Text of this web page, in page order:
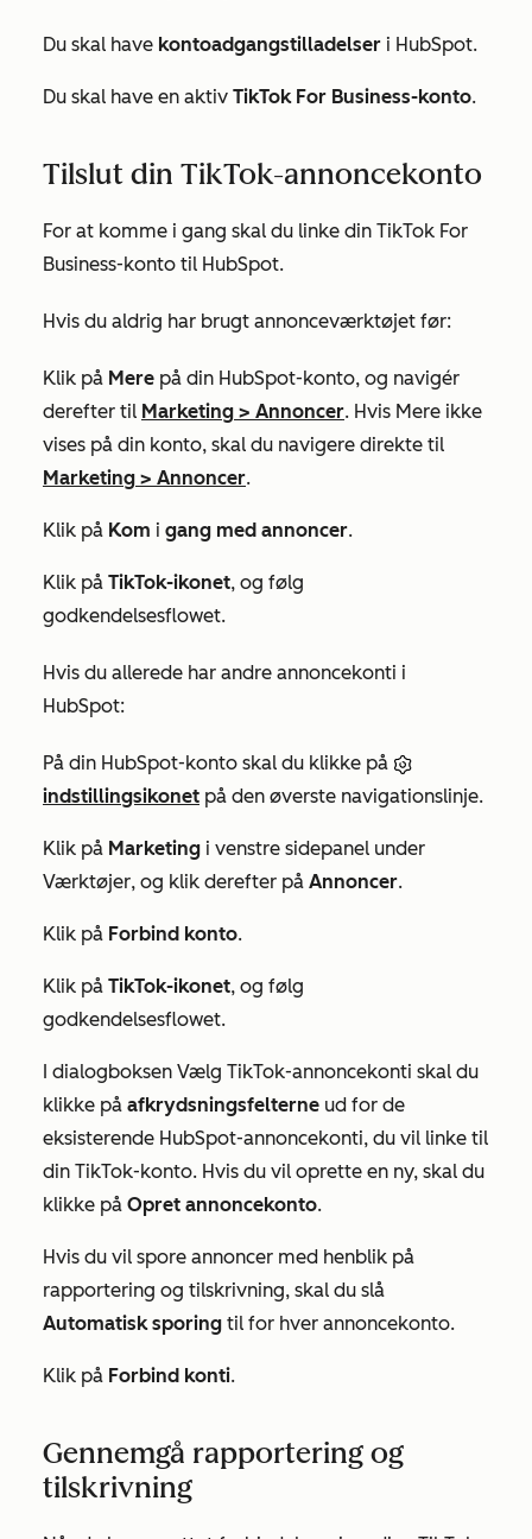
Du skal have kontoadgangstilladelser i HubSpot.
Du skal have en aktiv TikTok For Business-konto.
Tilslut din TikTok-annoncekonto
For at komme i gang skal du linke din TikTok For
Business-konto til HubSpot.
Hvis du aldrig har brugt annonceværktøjet før:
Klik på Mere på din HubSpot-konto, og navigér
derefter til Marketing > Annoncer. Hvis Mere ikke
vises på din konto, skal du navigere direkte til
Marketing > Annoncer.
Klik på Kom i gang med annoncer.
Klik på TikTok-ikonet, og følg
godkendelsesflowet.
Hvis du allerede har andre annoncekonti i
HubSpot:
På din HubSpot-konto skal du klikke på
indstillingsikonet på den øverste navigationslinje.
Klik på Marketing i venstre sidepanel under
Værktøjer, og klik derefter på Annoncer.
Klik på Forbind konto.
Klik på TikTok-ikonet, og følg
godkendelsesflowet.
I dialogboksen Vælg TikTok-annoncekonti skal du
klikke på afkrydsningsfelterne ud for de
eksisterende HubSpot-annoncekonti, du vil linke til
din TikTok-konto. Hvis du vil oprette en ny, skal du
klikke på Opret annoncekonto.
Hvis du vil spore annoncer med henblik på
rapportering og tilskrivning, skal du slå
Automatisk sporing til for hver annoncekonto.
Klik på Forbind konti.
Gennemgå rapportering og
tilskrivning